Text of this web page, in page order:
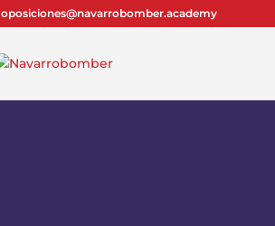
oposiciones@navarrobomber.academy